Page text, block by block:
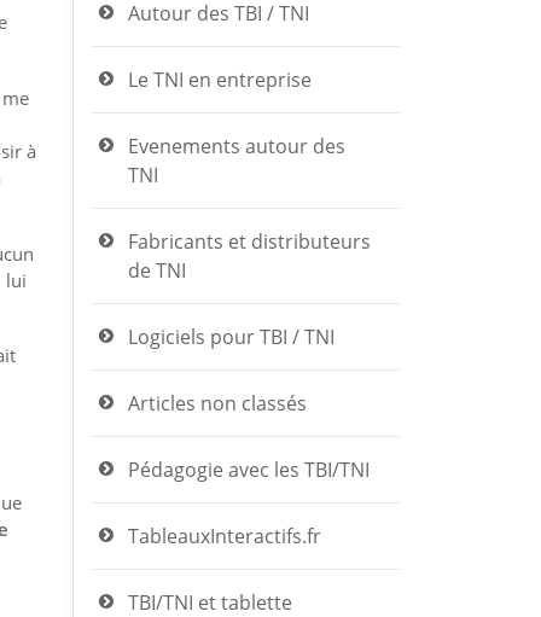
à
lui
Autour des TBI / TNI
Le TNI en entreprise
Evenements autour des
TNI
Fabricants et distributeurs
de TNI
Logiciels pour TBI / TNI
Articles non classés
Pédagogie avec les TBI/TNI
TableauxInteractifs.fr
TBI/TNI et tablette